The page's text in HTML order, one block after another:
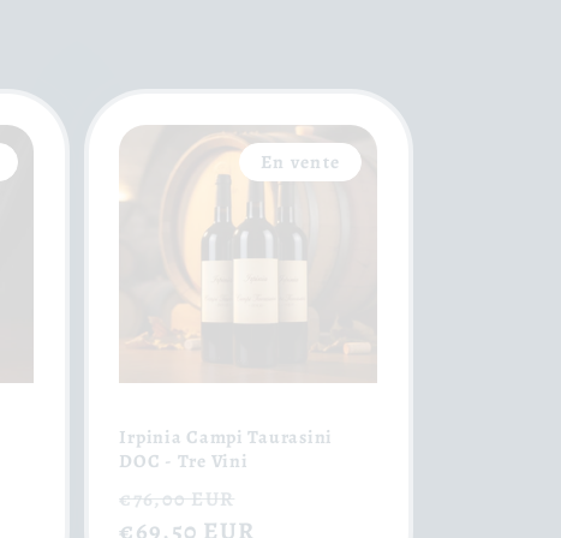
En vente
Irpinia Campi Taurasini
DOC - Tre Vini
Prix
habituel
€76,00 EUR
soldé
€69,50 EUR